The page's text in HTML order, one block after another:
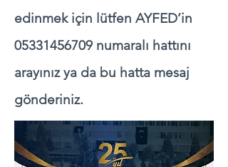
edinmek için lütfen AYFED’in
05331456709 numaralı hattını
arayınız ya da bu hatta mesaj
gönderiniz.